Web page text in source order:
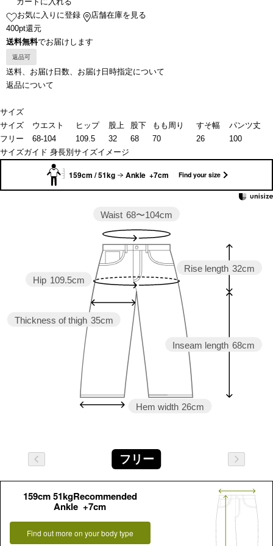
お気に入りに登録
店舗在庫を見る
400pt還元
送料無料でお届けします
返品可
送料、お届け日数、お届け日時指定について
返品について
サイズ
サイズ
ウエスト ヒップ 股上 股下 もも周り すそ幅
パンツ丈
フリー
68-104 109.5 32 68 70 26
100
サイズガイド 身長別サイズイメージ
159cm / 51kg Ankle +7cm Find your size
Inseam length 68cm
Rise length 32cm
Hem width 26cm
Thickness of thigh 35cm
Hip 109.5cm
Waist 68〜104cm
フリー
159cm 51kgRecommended
Ankle +7cm
Find out more on your body type